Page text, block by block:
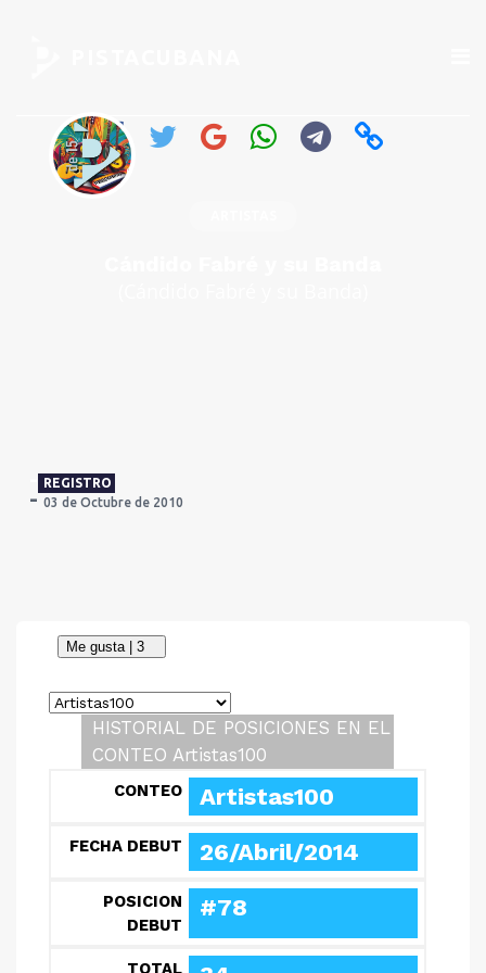
REGISTRO
03 de Octubre de 2010
HISTORIAL DE POSICIONES EN EL
CONTEO Artistas100
CONTEO Artistas100
FECHA DEBUT 26/Abril/2014
POSICION
DEBUT
#78
TOTAL